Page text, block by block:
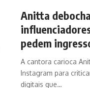
Anitta
pedem
A cantora carioca
Instagram para
digitais que…